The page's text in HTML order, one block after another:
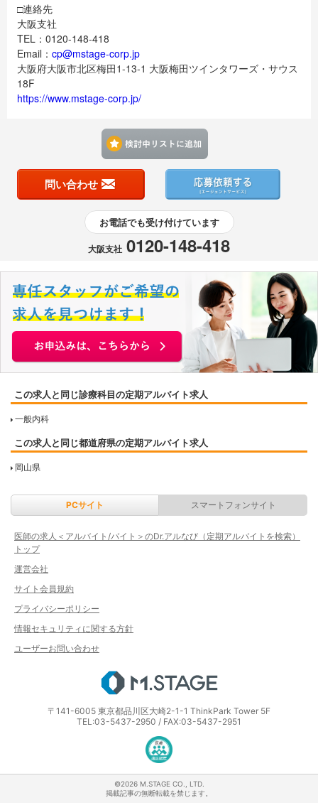
□連絡先
大阪支社
TEL：0120-148-418
Email： cp@mstage-corp.jp
大阪府大阪市北区梅田1-13-1 大阪梅田ツインタワーズ・サウス
18F
https://www.mstage-corp.jp/
問い合わせ
お電話でも受け付けています
大阪支社 0120-148-418
この求人と同じ診療科目の定期アルバイト求人
一般内科
この求人と同じ都道府県の定期アルバイト求人
岡山県
PCサイト スマートフォンサイト
医師の求人＜アルバイト/バイト＞のDr.アルなび（定期アルバイトを検索）
トップ
運営会社
サイト会員規約
プライバシーポリシー
情報セキュリティに関する方針
ユーザーお問い合わせ
〒141-6005 東京都品川区大崎2-1-1 ThinkPark Tower 5F
TEL:03-5437-2950 / FAX:03-5437-2951
©2026 M.STAGE CO., LTD.
掲載記事の無断転載を禁じます。